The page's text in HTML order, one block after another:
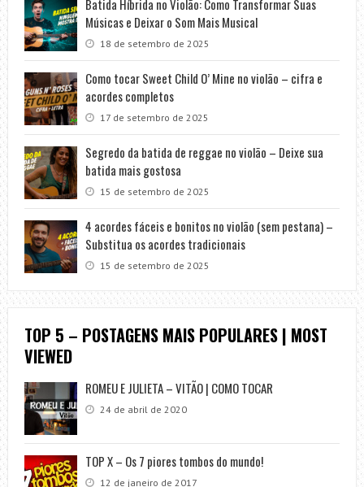
Batida Híbrida no Violão: Como Transformar Suas
Músicas e Deixar o Som Mais Musical
18 de setembro de 2025
Como tocar Sweet Child O’ Mine no violão – cifra e
acordes completos
17 de setembro de 2025
Segredo da batida de reggae no violão – Deixe sua
batida mais gostosa
15 de setembro de 2025
4 acordes fáceis e bonitos no violão (sem pestana) –
Substitua os acordes tradicionais
15 de setembro de 2025
TOP 5 – POSTAGENS MAIS POPULARES | MOST
VIEWED
ROMEU E JULIETA – VITÃO | COMO TOCAR
24 de abril de 2020
TOP X – Os 7 piores tombos do mundo!
12 de janeiro de 2017